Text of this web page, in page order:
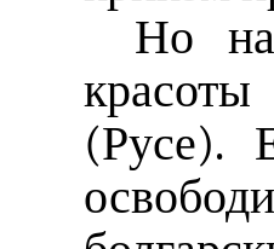
Но
(Русе).